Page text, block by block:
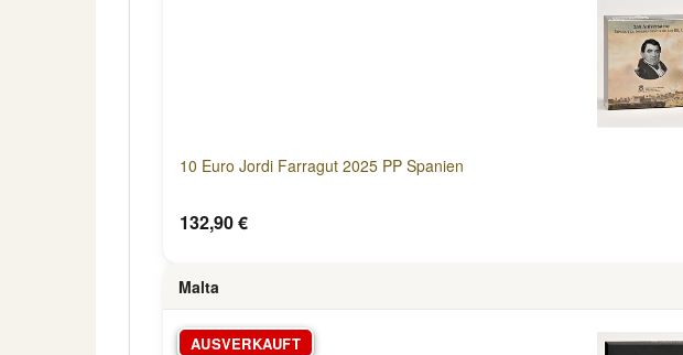
10 Euro Jordi Farragut 2025 PP Spanien
132,90 €
Malta
AUSVERKAUFT